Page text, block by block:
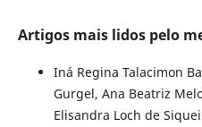
Artigos mais lidos pelo
Iná Regina Talacimon
Gurgel, Ana Beatriz
Elisandra Loch de